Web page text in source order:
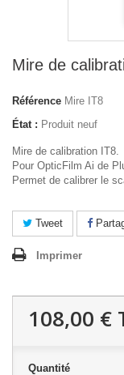
Mire de
Référence Mire IT8
État : Produit neuf
Mire de calibration IT8.
Pour OpticFilm Ai de
Permet de calibrer le
Tweet
Imprimer
108,00 €
Quantité